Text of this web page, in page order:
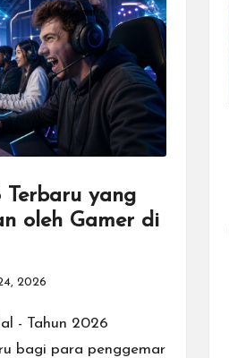
Terbaru yang
oleh Gamer di
2026
- Tahun 2026
bagi para penggemar